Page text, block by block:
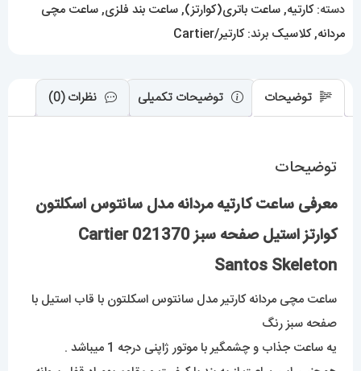
021370
Santos
Skeleton
دسته:کارتیه,ساعت باتری(کوارتز),ساعت بند فلزی,ساعت مچی
مردانه,کلاسیک برند:کارتیر/Cartier
توضیحات توضیحات تکمیلی نظرات (0)
توضیحات
معرفی ساعت کارتیه مردانه مدل سانتوس اسکلتون
کوارتز استیل صفحه سبز 021370 Cartier
Santos Skeleton
ساعت مچی مردانه کارتیر مدل سانتوس اسکلتون با قاب استیل با
صفحه سبز رنگ
یه ساعت جذاب و چشمگیر با موتور ژاپنی درجه 1 میباشد .